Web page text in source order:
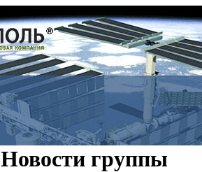
Новости группы